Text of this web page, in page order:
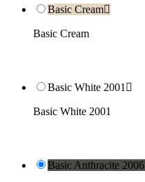
Basic Cream
Basic Cream
Basic White 2001 
Basic White 2001
Basic Anthracite 2006